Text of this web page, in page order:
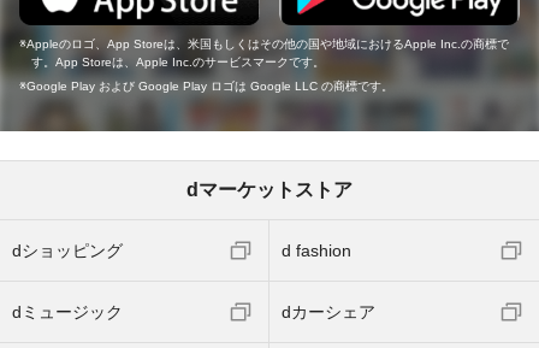
Appleのロゴ、App Storeは、米国もしくはその他の国や地域におけるApple Inc.の商標で
す。App Storeは、Apple Inc.のサービスマークです。
Google Play および Google Play ロゴは Google LLC の商標です。
dマーケットストア
dショッピング d fashion
dミュージック dカーシェア